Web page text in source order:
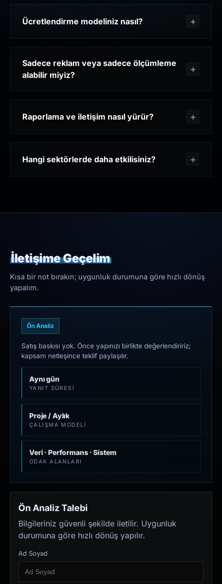
Ücretlendirme modeliniz nasıl?
Sadece reklam veya sadece ölçümleme
alabilir miyiz?
Raporlama ve iletişim nasıl yürür?
Hangi sektörlerde daha etkilisiniz?
İletişime Geçelim
Kısa bir not bırakın; uygunluk durumuna göre hızlı dönüş
yapalım.
Ön Analiz
Satış baskısı yok. Önce yapınızı birlikte değerlendiririz;
kapsam netleşince teklif paylaşılır.
Aynı gün
YANIT SÜRESI
Proje / Aylık
ÇALIŞMA MODELI
Veri · Performans · Sistem
ODAK ALANLARI
Ön Analiz Talebi
Bilgileriniz güvenli şekilde iletilir. Uygunluk
durumuna göre hızlı dönüş yapılır.
Ad Soyad